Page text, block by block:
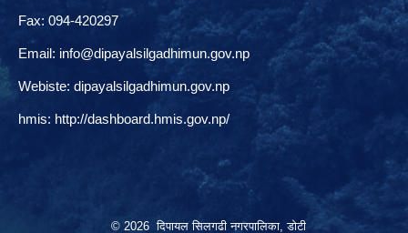
Fax: 094-420297
Email: info@dipayalsilgadhimun.gov.np
Webiste: dipayalsilgadhimun.gov.np
hmis: http://dashboard.hmis.gov.np/
© 2026 दिपायल सिलगढी नगरपालिका, डोटी